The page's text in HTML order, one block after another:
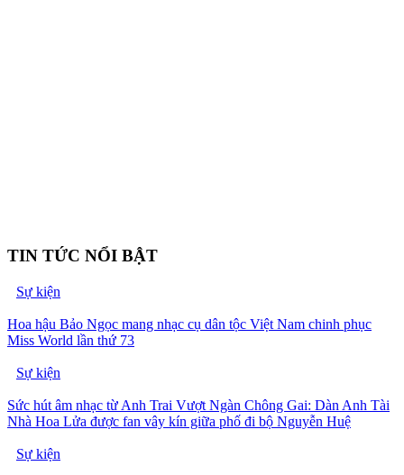
TIN TỨC NỔI BẬT
Sự kiện
Hoa hậu Bảo Ngọc mang nhạc cụ dân tộc Việt Nam chinh phục
Miss World lần thứ 73
Sự kiện
Sức hút âm nhạc từ Anh Trai Vượt Ngàn Chông Gai: Dàn Anh Tài
Nhà Hoa Lửa được fan vây kín giữa phố đi bộ Nguyễn Huệ
Sự kiện